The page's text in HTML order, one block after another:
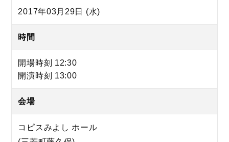
2017年03月29日 (水)
時間
開場時刻 12:30
開演時刻 13:00
会場
コピスみよし ホール